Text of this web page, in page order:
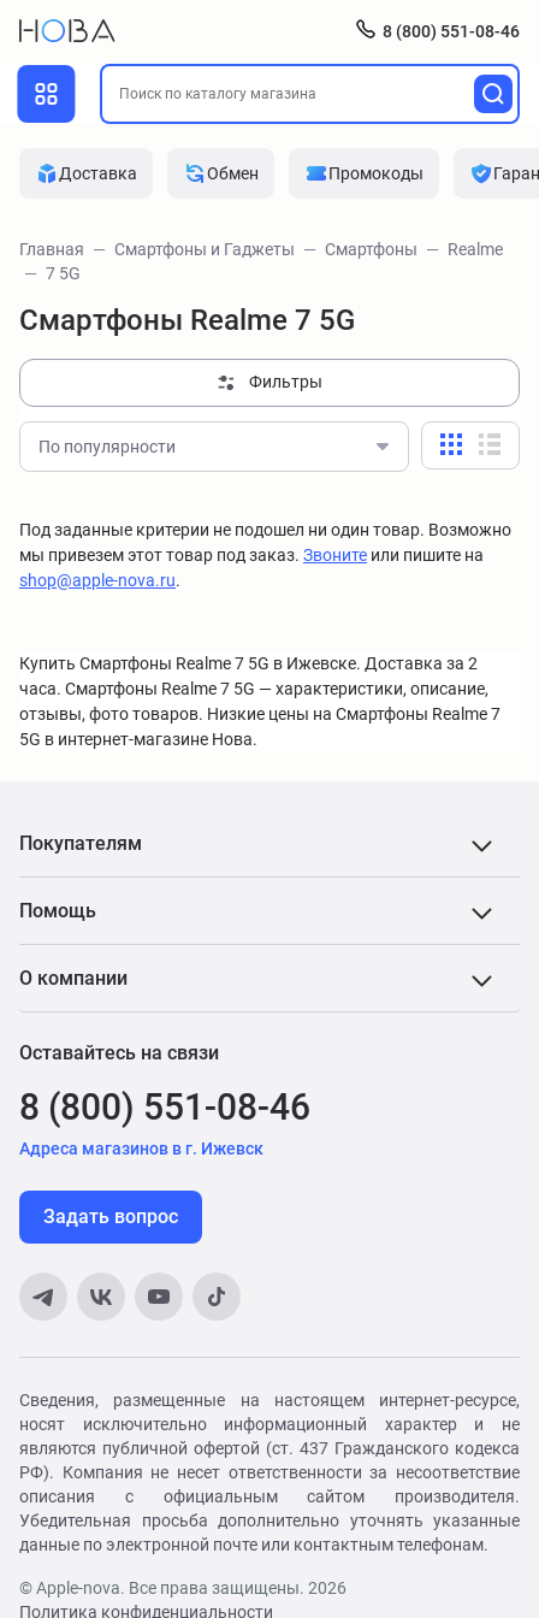
8 (800) 551-08-46
Доставка Обмен Промокоды
Главная Смартфоны и Гаджеты Смартфоны
Realme
7 5G
Смартфоны Realme 7 5G
Фильтры
По популярности
Под заданные критерии не подошел ни один товар. Возможно
мы привезем этот товар под заказ. Звоните или пишите на
shop@apple-nova.ru.
Купить Смартфоны Realme 7 5G в Ижевске. Доставка за 2
часа. Смартфоны Realme 7 5G — характеристики, описание,
отзывы, фото товаров. Низкие цены на Смартфоны Realme 7
5G в интернет-магазине Нова.
Покупателям
Помощь
О компании
Оставайтесь на связи
8 (800) 551-08-46
Адреса магазинов в г. Ижевск
Задать вопрос
Сведения, размещенные на настоящем интернет-ресурсе,
носят исключительно информационный характер и не
являются публичной офертой (ст. 437 Гражданского кодекса
РФ). Компания не несет ответственности за несоответствие
описания с официальным сайтом производителя.
Убедительная просьба дополнительно уточнять указанные
данные по электронной почте или контактным телефонам.
© Apple-nova. Все права защищены. 2026
Политика конфиденциальности